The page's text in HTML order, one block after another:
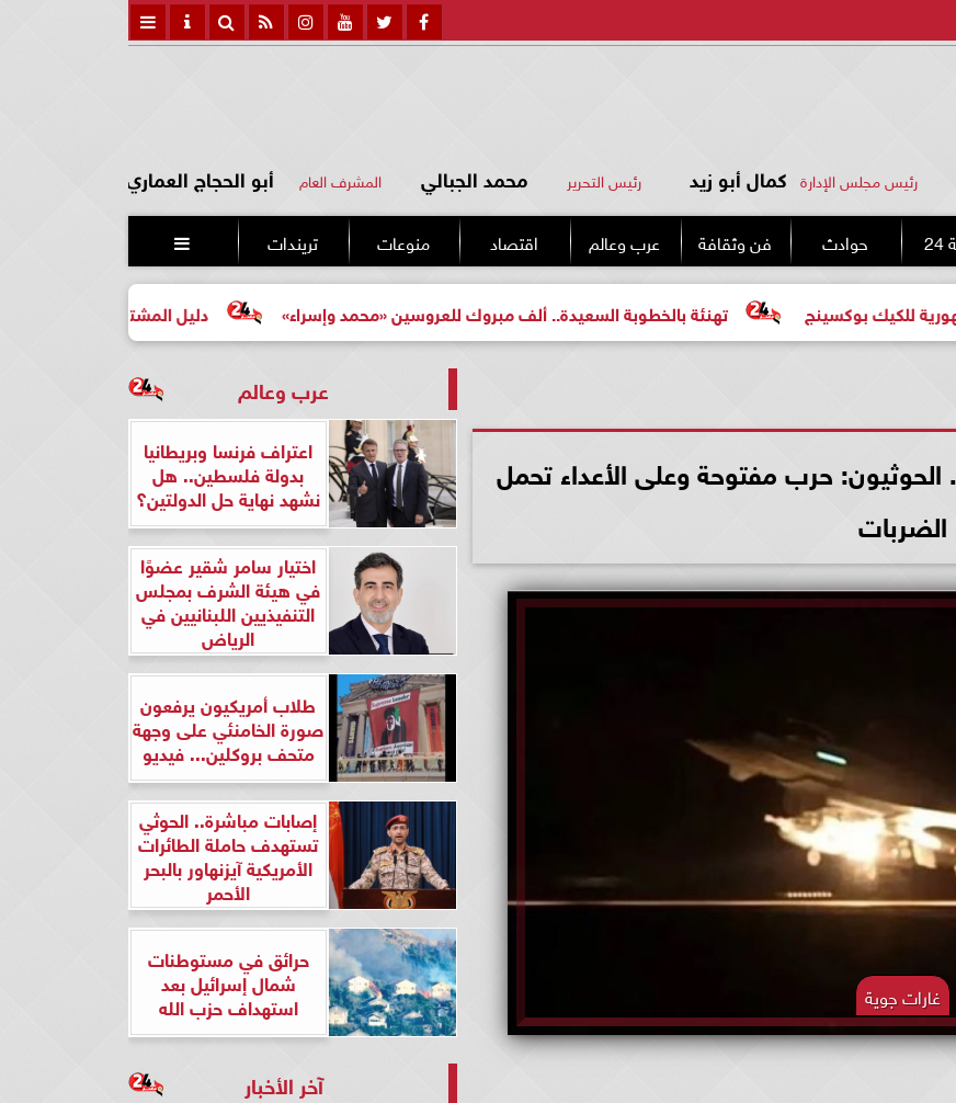
رئيس مجلس الإدارة كمال أبو زيد رئيس التحرير محمد الجبالي المشرف العام أبو الحجاج العماري
حوادث فن وثقافة عرب وعالم اقتصاد منوعات تريندات 
دليل المشتري لأول مرة لاختيار مشروع تهنئة بالخطوبة السعيدة.. ألف مبروك للعروسين «محمد وإسراء»
الحوثيون: حرب مفتوحة وعلى الأعداء تحمل
الضربات
غارات جوية
عرب وعالم
اعتراف فرنسا وبريطانيا
بدولة فلسطين.. هل
نشهد نهاية حل الدولتين؟
اختيار سامر شقير عضوًا
في هيئة الشرف بمجلس
التنفيذيين اللبنانيين في
الرياض
طلاب أمريكيون يرفعون
صورة الخامنئي على وجهة
متحف بروكلين... فيديو
إصابات مباشرة.. الحوثي
تستهدف حاملة الطائرات
الأمريكية آيزنهاور بالبحر
الأحمر
حرائق في مستوطنات
شمال إسرائيل بعد
استهداف حزب الله
آخر الأخبار